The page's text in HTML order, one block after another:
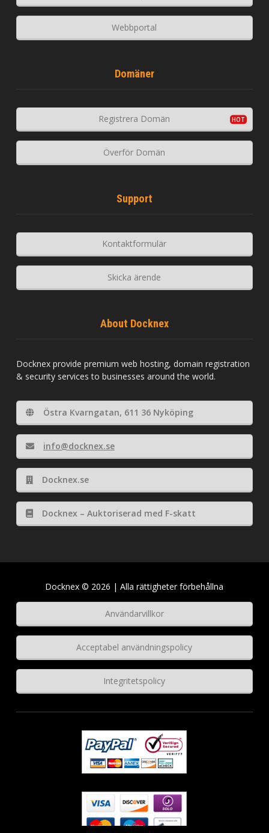
Webbportal
Domäner
Registrera Domän
Överför Domän
Support
Kontaktformulär
Skicka ärende
About Docknex
Docknex provide premium web hosting, domain registration
& security services to businesses around the world.
Östra Kvarngatan, 611 36 Nyköping
info@docknex.se
Docknex.se
Docknex – Auktoriserad med F-skatt
Docknex © 2026 | Alla rättigheter förbehållna
Användarvillkor
Acceptabel användningspolicy
Integritetspolicy